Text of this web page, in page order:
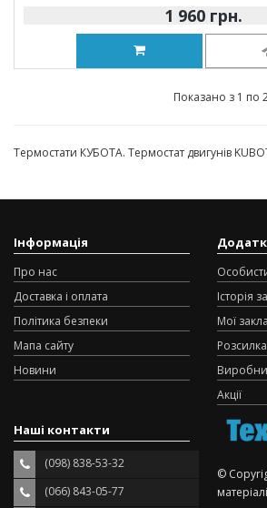
1 960 грн.
Показано з 1 по
Термостати КУБОТА. Термостат двигунів
Інформація
Про нас
Доставка і оплата
Політика безпеки
Мапа сайту
Новини
Історія
Мої
Акції
Наші контакти
(098) 838-53-32
(066) 843-05-77
©